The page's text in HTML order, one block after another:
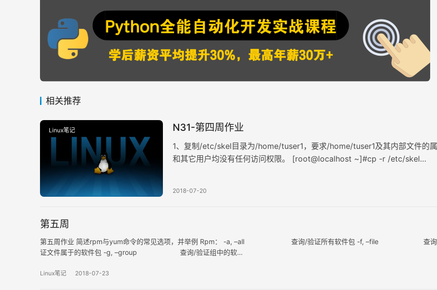
相关推荐
Linux笔记 N31-第四周作业
1、复制/etc/skel目录为/home/tuser1，要求/home/tuser1及其内部文件的
和其它用户均没有任何访问权限。 [root@localhost ~]#cp -r /etc/skel
2018-07-20
第五周
第五周作业 简述rpm与yum命令的常见选项，并举例 Rpm： -a, –all 查询/验证所有软件包 -f, –file 查询
证文件属于的软件包 -g, –group 查询/验证组中的软…
Linux笔记 2018-07-23